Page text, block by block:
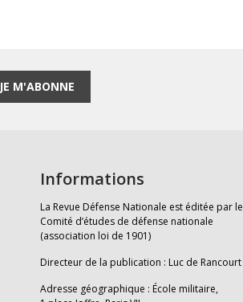
JE M'ABONNE
Informations
La Revue Défense Nationale est éditée par le
Comité d’études de défense nationale
(association loi de 1901)
Directeur de la publication : Luc de Rancourt
Adresse géographique : École militaire,